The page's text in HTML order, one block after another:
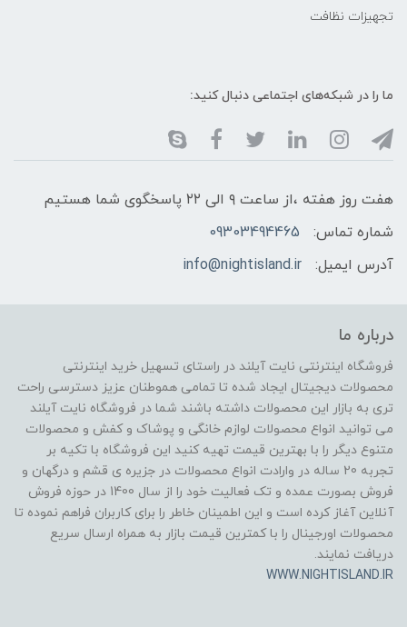
تجهیزات نظافت
ما را در شبکه‌های اجتماعی دنبال کنید:
هفت روز هفته ،از ساعت ۹ الی ۲۲ پاسخگوی شما هستیم
شماره تماس:
09303494465
آدرس ایمیل:
info@nightisland.ir
درباره ما
فروشگاه اینترنتی نایت آیلند در راستای تسهیل خرید اینترنتی
محصولات دیجیتال ایجاد شده تا تمامی هموطنان عزیز دسترسی راحت
تری به بازار این محصولات داشته باشند شما در فروشگاه نایت آیلند
می توانید انواع محصولات لوازم خانگی و پوشاک و کفش و محصولات
متنوع دیگر را با بهترین قیمت تهیه کنید این فروشگاه با تکیه بر
تجربه 20 ساله در وارادت انواع محصولات در جزیره ی قشم و درگهان و
فروش بصورت عمده و تک فعالیت خود را از سال 1400 در حوزه فروش
آنلاین آغاز کرده است و این اطمینان خاطر را برای کاربران فراهم نموده تا
محصولات اورجینال را با کمترین قیمت بازار به همراه ارسال سریع
دریافت نمایند.
WWW.NIGHTISLAND.IR